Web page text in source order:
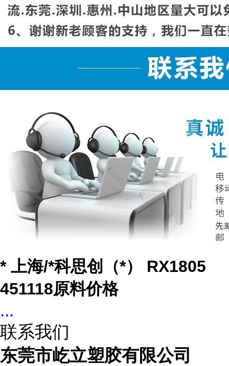
* 上海/*科思创（*） RX1805
451118原料价格
...
联系我们
东莞市屹立塑胶有限公司